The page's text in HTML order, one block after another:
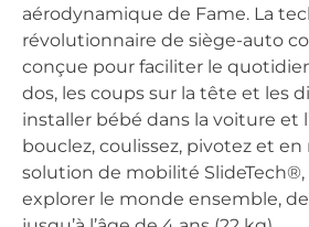
aérodynamique de Fame. La
révolutionnaire de siège-auto
conçue pour faciliter le
dos, les coups sur la tête et les
installer bébé dans la voiture et
bouclez, coulissez, pivotez et en
solution de mobilité
explorer le monde ensemble,